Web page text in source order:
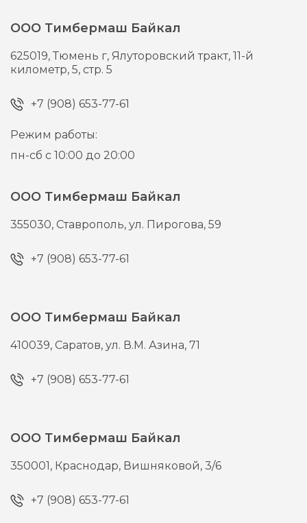
ООО Тимбермаш Байкал
625019,Тюмень г, Ялуторовский тракт, 11-й
километр, 5, стр. 5
+7 (908) 653-77-61
Режим работы:
пн-сб с 10:00 до 20:00
ООО Тимбермаш Байкал
355030, Ставрополь,ул. Пирогова, 59
+7 (908) 653-77-61
ООО Тимбермаш Байкал
410039, Саратов,ул. В.М. Азина, 71
+7 (908) 653-77-61
ООО Тимбермаш Байкал
350001, Краснодар, Вишняковой, 3/6
+7 (908) 653-77-61